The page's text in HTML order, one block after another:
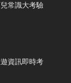
常識大考驗
資訊即時考